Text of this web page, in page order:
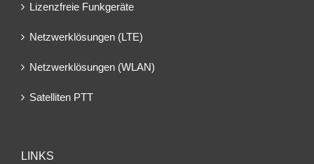
Lizenzfreie Funkgeräte
Netzwerklösungen (LTE)
Netzwerklösungen (WLAN)
Satelliten PTT
LINKS